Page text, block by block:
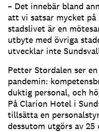
– Det innebär bland
att vi satsar mycket
stadslivet är en
utbyte med övriga
utvecklar inte
Petter Stordalen ser
pandemin:
duktig personal, och
På Clarion Hotel i
tillsätta en
dessutom utgörs av